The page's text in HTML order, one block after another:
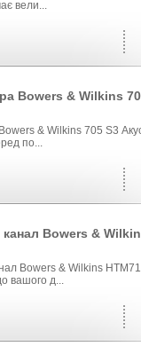
вели...
Bowers & Wilkins
& Wilkins 705 S3
по...
Bowers &
Bowers & Wilkins
вашого д...